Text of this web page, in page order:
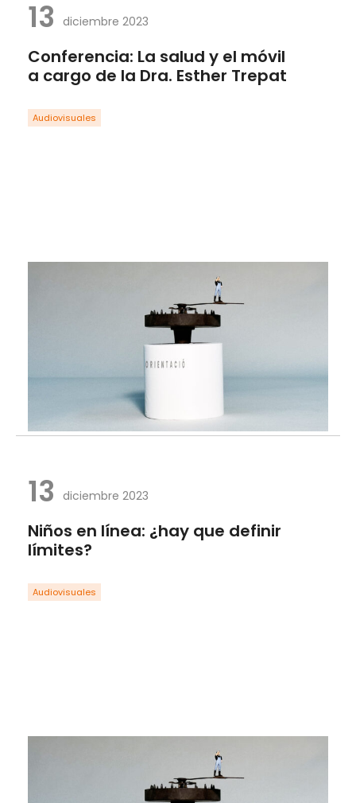
13 diciembre 2023
Conferencia: La salud y el móvil
a cargo de la Dra. Esther Trepat
Audiovisuales
13 diciembre 2023
Niños en línea: ¿hay que definir
límites?
Audiovisuales